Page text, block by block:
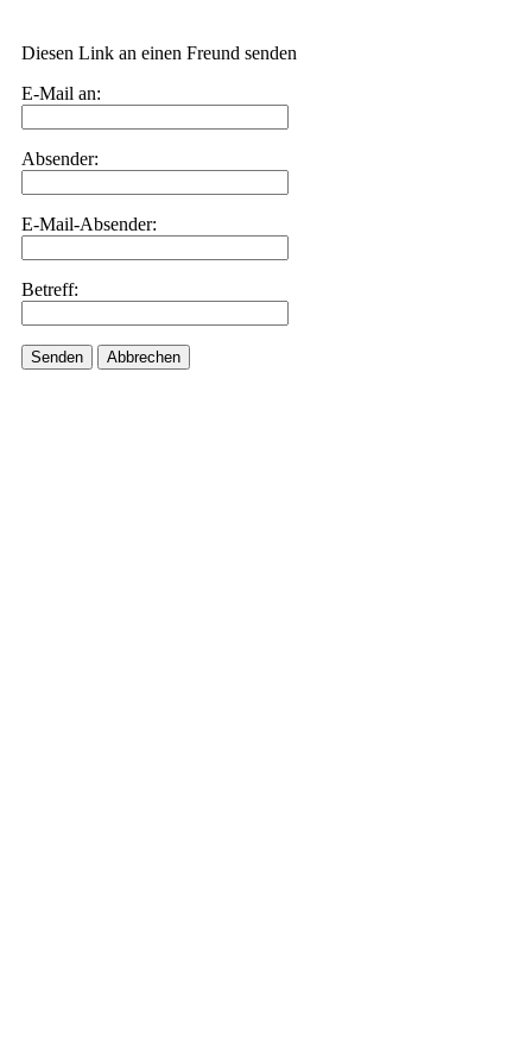
Diesen Link an einen Freund senden
E-Mail an:
Absender:
E-Mail-Absender:
Betreff:
Senden Abbrechen